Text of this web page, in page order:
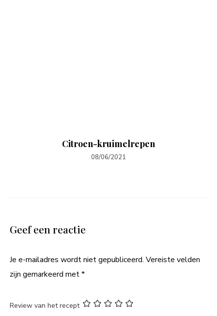
Citroen-kruimelrepen
08/06/2021
Geef een reactie
Je e-mailadres wordt niet gepubliceerd. Vereiste velden
zijn gemarkeerd met*
Review van het recept